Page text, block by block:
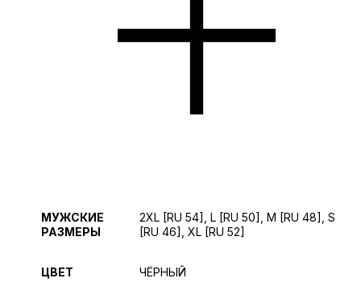
МУЖСКИЕ
РАЗМЕРЫ
2XL [RU 54], L [RU 50], M [RU 48], S
[RU 46], XL [RU 52]
ЦВЕТ ЧЁРНЫЙ